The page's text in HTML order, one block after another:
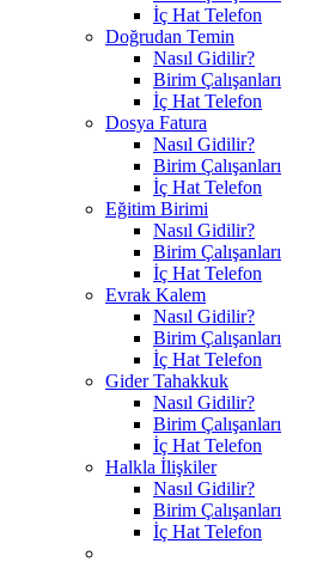
İç Hat Telefon
Doğrudan Temin
Nasıl Gidilir?
Birim Çalışanları
İç Hat Telefon
Dosya Fatura
Nasıl Gidilir?
Birim Çalışanları
İç Hat Telefon
Eğitim Birimi
Nasıl Gidilir?
Birim Çalışanları
İç Hat Telefon
Evrak Kalem
Nasıl Gidilir?
Birim Çalışanları
İç Hat Telefon
Gider Tahakkuk
Nasıl Gidilir?
Birim Çalışanları
İç Hat Telefon
Halkla İlişkiler
Nasıl Gidilir?
Birim Çalışanları
İç Hat Telefon